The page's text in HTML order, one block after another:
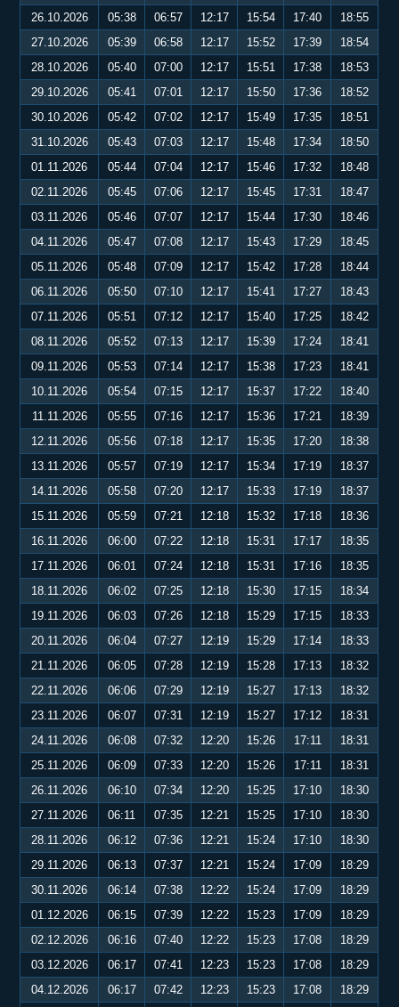
26.10.2026
05:38 06:57 12:17 15:54 17:40
18:55
27.10.2026
05:39 06:58 12:17 15:52 17:39
18:54
28.10.2026
05:40 07:00 12:17 15:51 17:38
18:53
29.10.2026
05:41 07:01 12:17 15:50 17:36
18:52
30.10.2026
05:42 07:02 12:17 15:49 17:35
18:51
31.10.2026
05:43 07:03 12:17 15:48 17:34
18:50
01.11.2026
05:44 07:04 12:17 15:46 17:32
18:48
02.11.2026
05:45 07:06 12:17 15:45 17:31
18:47
03.11.2026
05:46 07:07 12:17 15:44 17:30
18:46
04.11.2026
05:47 07:08 12:17 15:43 17:29
18:45
05.11.2026
05:48 07:09 12:17 15:42 17:28
18:44
06.11.2026
05:50 07:10 12:17 15:41 17:27
18:43
07.11.2026
05:51 07:12 12:17 15:40 17:25
18:42
08.11.2026
05:52 07:13 12:17 15:39 17:24
18:41
09.11.2026
05:53 07:14 12:17 15:38 17:23
18:41
10.11.2026
05:54 07:15 12:17 15:37 17:22
18:40
11.11.2026
05:55 07:16 12:17 15:36 17:21
18:39
12.11.2026
05:56 07:18 12:17 15:35 17:20
18:38
13.11.2026
05:57 07:19 12:17 15:34 17:19
18:37
14.11.2026
05:58 07:20 12:17 15:33 17:19
18:37
15.11.2026
05:59 07:21 12:18 15:32 17:18
18:36
16.11.2026
06:00 07:22 12:18 15:31 17:17
18:35
17.11.2026
06:01 07:24 12:18 15:31 17:16
18:35
18.11.2026
06:02 07:25 12:18 15:30 17:15
18:34
19.11.2026
06:03 07:26 12:18 15:29 17:15
18:33
20.11.2026
06:04 07:27 12:19 15:29 17:14
18:33
21.11.2026
06:05 07:28 12:19 15:28 17:13
18:32
22.11.2026
06:06 07:29 12:19 15:27 17:13
18:32
23.11.2026
06:07 07:31 12:19 15:27 17:12
18:31
24.11.2026
06:08 07:32 12:20 15:26 17:11
18:31
25.11.2026
06:09 07:33 12:20 15:26 17:11
18:31
26.11.2026
06:10 07:34 12:20 15:25 17:10
18:30
27.11.2026
06:11 07:35 12:21 15:25 17:10
18:30
28.11.2026
06:12 07:36 12:21 15:24 17:10
18:30
29.11.2026
06:13 07:37 12:21 15:24 17:09
18:29
30.11.2026
06:14 07:38 12:22 15:24 17:09
18:29
01.12.2026
06:15 07:39 12:22 15:23 17:09
18:29
02.12.2026
06:16 07:40 12:22 15:23 17:08
18:29
03.12.2026
06:17 07:41 12:23 15:23 17:08
18:29
04.12.2026
06:17 07:42 12:23 15:23 17:08 18:29